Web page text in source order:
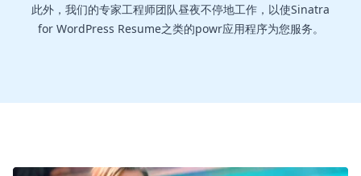
此外，我们的专家工程师团队昼夜不停地工作，以使Sinatra
for WordPress Resume之类的powr应用程序为您服务。